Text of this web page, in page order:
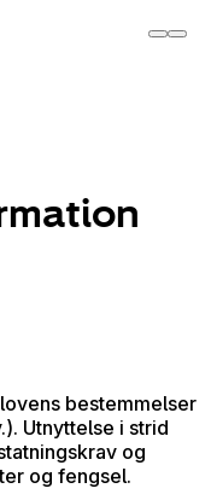
bestemmelser
Utnyttelse i strid
og
og fengsel.